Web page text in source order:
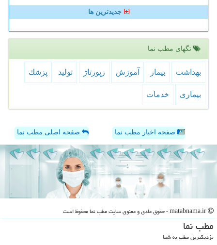
جدیدترین ها
تگهای مطب نما
بهداشت بیمار آموزش رپورتاژ تولید پزشك
بیماری خدمات
صفحه اخبار مطب نما صفحه اصلی مطب نما
مطب نما
نزدیکترین مطب به شما